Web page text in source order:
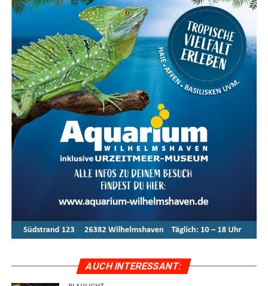
Ein­fach online:Behal­te alle Pro­zes­se rund um
Dein Dienst­rad jeder­zeit bequem online im Blick
über das Bikeleasing-Portal.
Gute Absi­che­rung:
Dank umfas­sen­der Ver­si­che­
rungs­lö­sun­gen bist Du bei Dieb­stahl, Unfall oder
auch in Zei­ten wie Kün­di­gung und Eltern­zeit gut
abgesichert.
Dein Weg zum Bikeleasing-Dienstrad
Arbeit­ge­ber-Regis­trie­rung:Dein Arbeit­ge­ber
regis­triert sich im Bikeleasing-Portal.
Arbeit­neh­mer-Regis­trie­rung:Du mel­dest Dich
Wunsch­rad aus­wäh­len:Such Dir Dein Traum­rad
Lea­sing-Anfra­ge:Wir stel­len die Lea­sing-Anfra­ge
für Dich.
AUCH INTER­ES­SANT: